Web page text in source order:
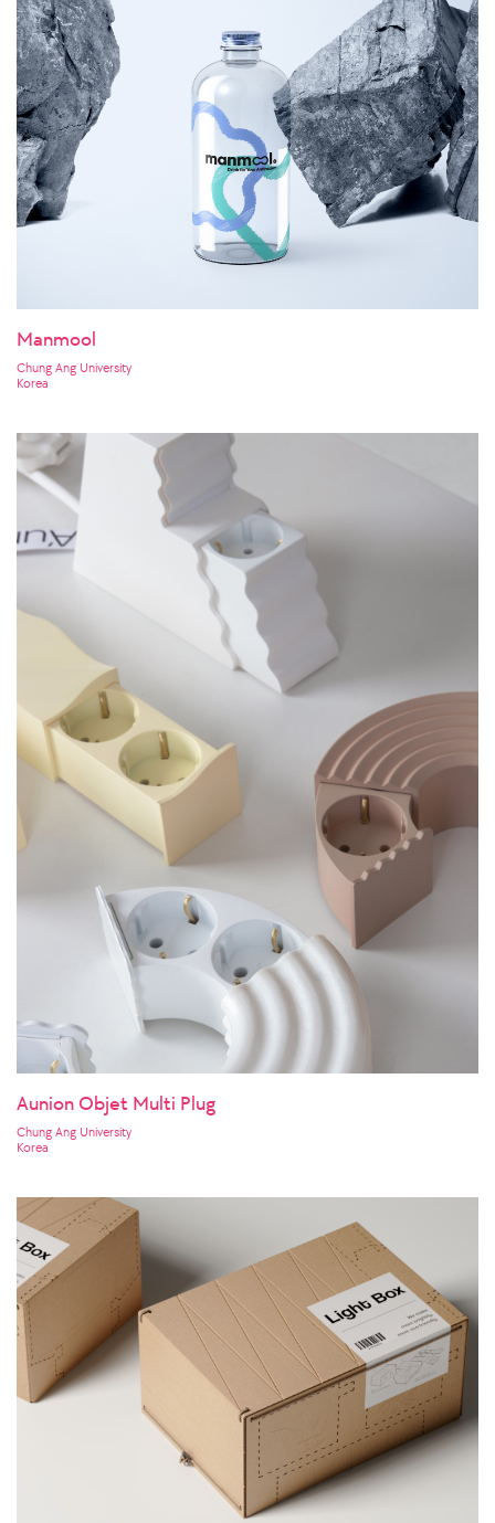
Manmool
Chung Ang University
Korea
Aunion Objet Multi Plug
Chung Ang University
Korea